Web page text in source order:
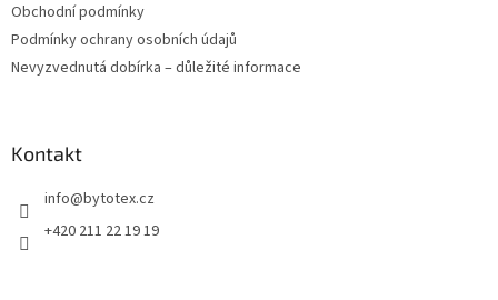
Obchodní podmínky
Podmínky ochrany osobních údajů
Nevyzvednutá dobírka – důležité informace
Kontakt
info@bytotex.cz
+420 211 22 19 19